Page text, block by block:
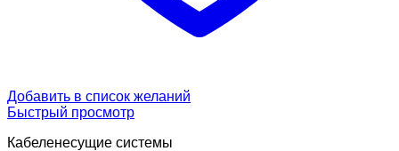
Добавить в список желаний
Быстрый просмотр
Кабеленесущие системы